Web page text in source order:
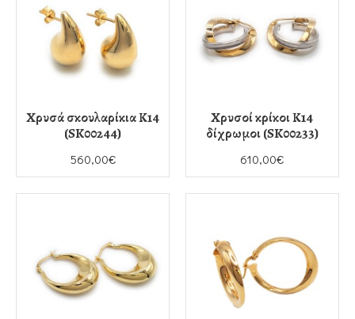
Χρυσά σκουλαρίκια Κ14
(SK00244)
560,00€
Χρυσοί κρίκοι Κ14
δίχρωμοι (SK00233)
610,00€